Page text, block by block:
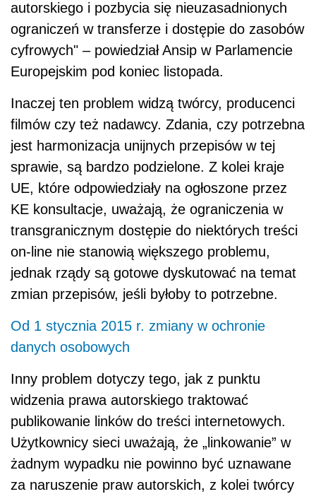
autorskiego i pozbycia się nieuzasadnionych
ograniczeń w transferze i dostępie do zasobów
cyfrowych" – powiedział Ansip w Parlamencie
Europejskim pod koniec listopada.
Inaczej ten problem widzą twórcy, producenci
filmów czy też nadawcy. Zdania, czy potrzebna
jest harmonizacja unijnych przepisów w tej
sprawie, są bardzo podzielone. Z kolei kraje
UE, które odpowiedziały na ogłoszone przez
KE konsultacje, uważają, że ograniczenia w
transgranicznym dostępie do niektórych treści
on-line nie stanowią większego problemu,
jednak rządy są gotowe dyskutować na temat
zmian przepisów, jeśli byłoby to potrzebne.
Od 1 stycznia 2015 r. zmiany w ochronie
danych osobowych
Inny problem dotyczy tego, jak z punktu
widzenia prawa autorskiego traktować
publikowanie linków do treści internetowych.
Użytkownicy sieci uważają, że „linkowanie” w
żadnym wypadku nie powinno być uznawane
za naruszenie praw autorskich, z kolei twórcy